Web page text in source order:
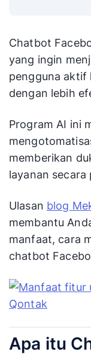
Chatbot
yang ingin
pengguna aktif
dengan lebih
Program AI ini
memberikan
layanan secara
Ulasan blog
membantu
manfaat, cara
chatbot
Apa itu